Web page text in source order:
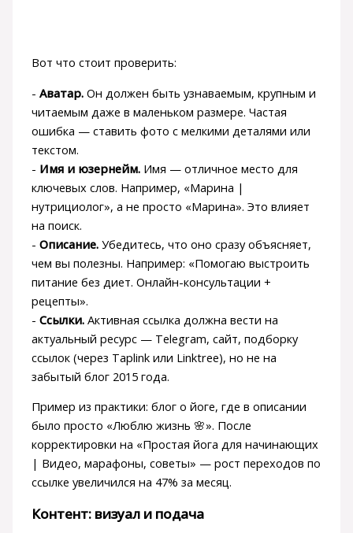
Вот что стоит проверить:
- Аватар.Он должен быть узнаваемым, крупным и
читаемым даже в маленьком размере. Частая
ошибка — ставить фото с мелкими деталями или
текстом.
- Имя и юзернейм.Имя — отличное место для
ключевых слов. Например, «Марина |
нутрициолог», а не просто «Марина». Это влияет
на поиск.
- Описание.Убедитесь, что оно сразу объясняет,
чем вы полезны. Например: «Помогаю выстроить
питание без диет. Онлайн-консультации +
рецепты».
- Ссылки.Активная ссылка должна вести на
актуальный ресурс — Telegram, сайт, подборку
ссылок (через Taplink или Linktree), но не на
забытый блог 2015 года.
Пример из практики: блог о йоге, где в описании
было просто «Люблю жизнь 🌸». После
корректировки на «Простая йога для начинающих
| Видео, марафоны, советы» — рост переходов по
ссылке увеличился на 47% за месяц.
Контент: визуал и подача